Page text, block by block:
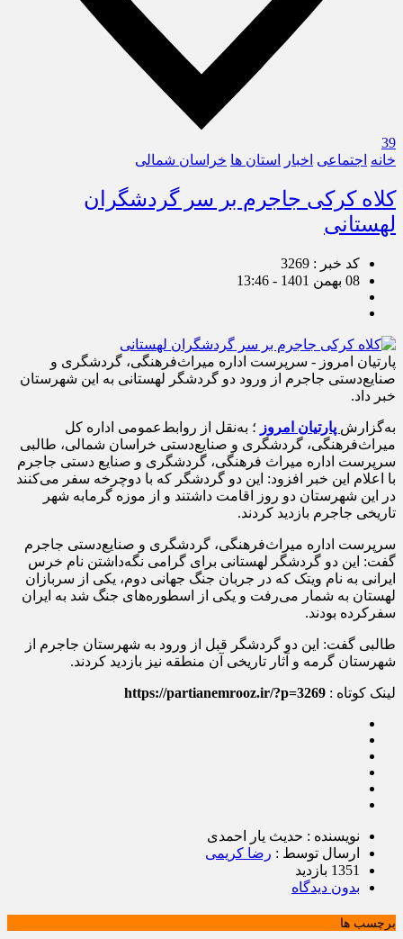
39
خانه اجتماعی اخبار استان ها خراسان شمالی
کلاه کرکی جاجرم بر سر گردشگران
لهستانی
کد خبر : 3269
08 بهمن 1401 - 13:46
پارتیان امروز - سرپرست اداره میراث‌فرهنگی، گردشگری و
صنایع‌دستی جاجرم از ورود دو گردشگر لهستانی به این شهرستان
خبر داد.
به‌گزارش پارتیان امروز ؛ به‌نقل از روابط‌عمومی اداره کل
میراث‌فرهنگی، گردشگری و صنایع‌دستی خراسان شمالی، طالبی
سرپرست اداره میراث فرهنگی، گردشگری و صنایع دستی جاجرم
با اعلام این خبر افزود: این دو گردشگر که با دوچرخه سفر می‌کنند
در این شهرستان دو روز اقامت داشتند و از موزه گرمابه‌ شهر
تاریخی جاجرم بازدید کردند.
سرپرست اداره میراث‌فرهنگی، گردشگری و صنایع‌دستی جاجرم
گفت: این دو گردشگر لهستانی برای گرامی نگه‌داشتن نام خرس
ایرانی به نام ویتک که در جربان جنگ جهانی دوم، یکی از سربازان
لهستان به شمار می‌رفت و یکی از اسطوره‌های جنگ شد به ایران
سفرکرده بودند.
طالبی گفت: این دو گردشگر قبل از ورود به شهرستان جاجرم از
شهرستان گرمه و آثار تاریخی آن منطقه نیز بازدید کردند.
لینک کوتاه : https://partianemrooz.ir/?p=3269
نویسنده : حدیث یار احمدی
ارسال توسط : رضا کریمی
1351 بازدید
بدون دیدگاه
برچسب ها